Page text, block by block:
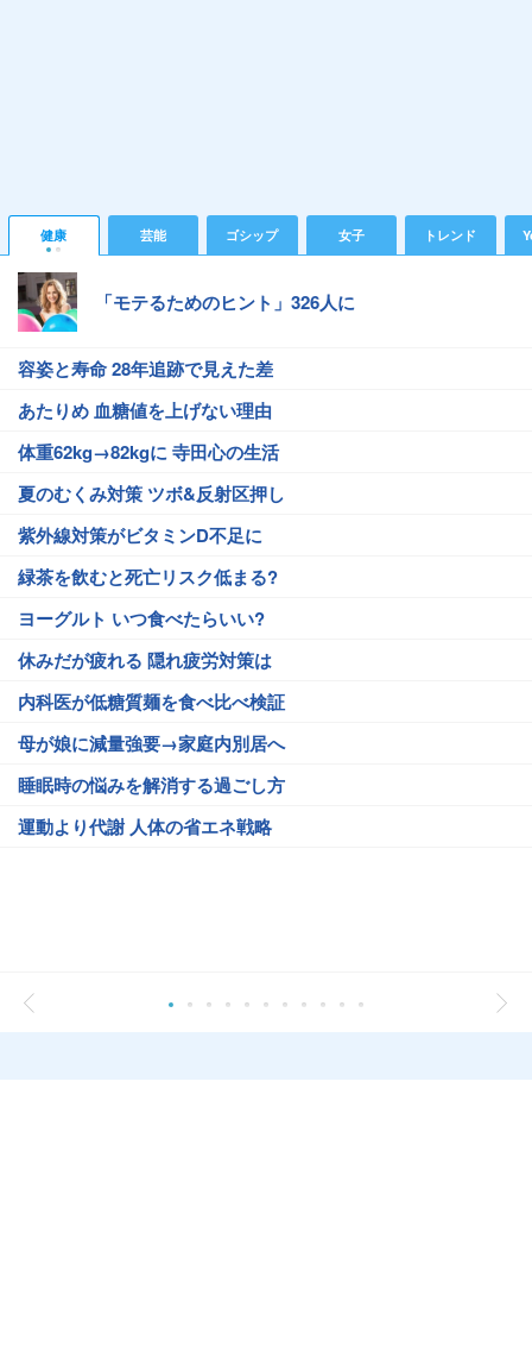
健康 芸能 ゴシップ 女子 トレンド
「モテるためのヒント」326人に
容姿と寿命 28年追跡で見えた差
あたりめ 血糖値を上げない理由
体重62kg→82kgに 寺田心の生活
夏のむくみ対策 ツボ&反射区押し
紫外線対策がビタミンD不足に
緑茶を飲むと死亡リスク低まる?
ヨーグルト いつ食べたらいい?
休みだが疲れる 隠れ疲労対策は
内科医が低糖質麺を食べ比べ検証
母が娘に減量強要→家庭内別居へ
睡眠時の悩みを解消する過ごし方
運動より代謝 人体の省エネ戦略